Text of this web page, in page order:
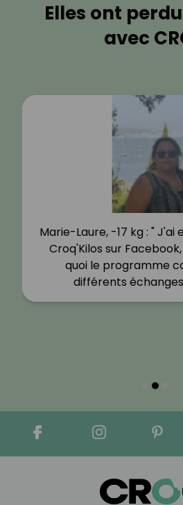
Elles ont
avec
Marie-Laure, -17 kg : "
Croq'Kilos sur
quoi le programme
différents